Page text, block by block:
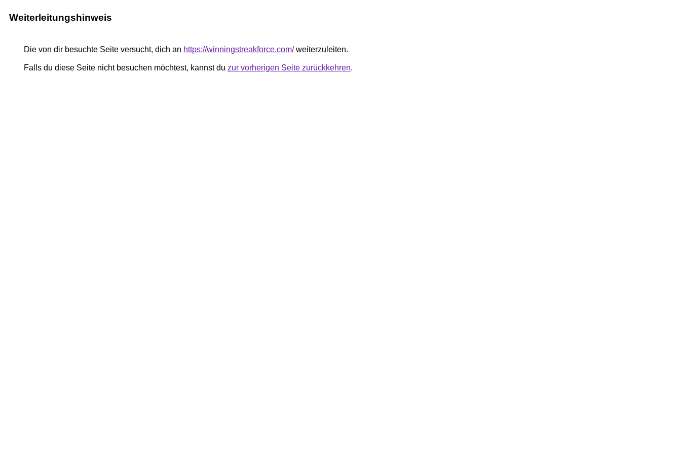
Weiterleitungshinweis
Die von dir besuchte Seite versucht, dich an https://winningstreakforce.com/weiterzuleiten.
Falls du diese Seite nicht besuchen möchtest, kannst du zur vorherigen Seite zurückkehren.